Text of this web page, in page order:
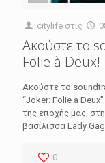
citylife στις
Ακούστε το
Folie à Deux!
Ακούστε το
“Joker: Folie a Deux”
της εποχής μας,
βασίλισσα Lady
0